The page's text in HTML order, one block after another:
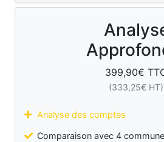
399,90€
(333,25€ HT)
Analyse des comptes
Comparaison avec 4